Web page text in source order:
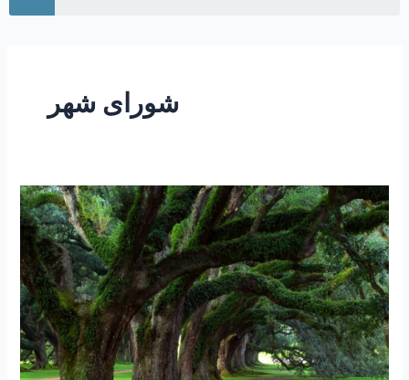
شورای شهر
۱۲۳
–
ساعتی
تفکر
۲۳
“انتخاب
اصلح
ترین
افراد